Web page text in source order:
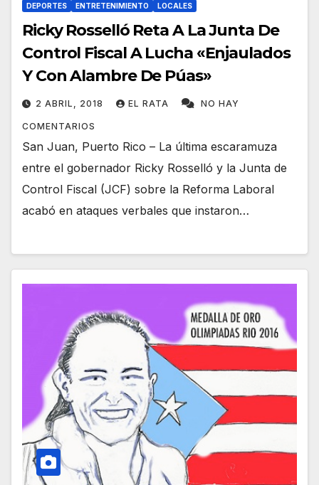
DEPORTES ENTRETENIMIENTO LOCALES
Ricky Rosselló Reta A La Junta De
Control Fiscal A Lucha «Enjaulados
Y Con Alambre De Púas»
2 ABRIL, 2018 EL RATA NO HAY
COMENTARIOS
San Juan, Puerto Rico – La última escaramuza
entre el gobernador Ricky Rosselló y la Junta de
Control Fiscal (JCF) sobre la Reforma Laboral
acabó en ataques verbales que instaron…